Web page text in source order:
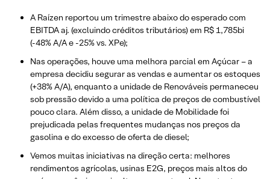
A Raízen reportou um trimestre abaixo do esperado com
EBITDA aj. (excluindo créditos tributários) em R$ 1,785bi
(-48% A/A e -25% vs. XPe);
Nas operações, houve uma melhora parcial em Açúcar – a
empresa decidiu segurar as vendas e aumentar os estoques
(+38% A/A), enquanto a unidade de Renováveis permaneceu
sob pressão devido a uma política de preços de combustível
pouco clara. Além disso, a unidade de Mobilidade foi
prejudicada pelas frequentes mudanças nos preços da
gasolina e do excesso de oferta de diesel;
Vemos muitas iniciativas na direção certa: melhores
rendimentos agrícolas, usinas E2G, preços mais altos do